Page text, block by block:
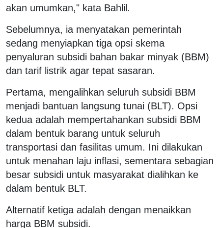
akan umumkan," kata Bahlil.
Sebelumnya, ia menyatakan pemerintah
sedang menyiapkan tiga opsi skema
penyaluran subsidi bahan bakar minyak (BBM)
dan tarif listrik agar tepat sasaran.
Pertama, mengalihkan seluruh subsidi BBM
menjadi bantuan langsung tunai (BLT). Opsi
kedua adalah mempertahankan subsidi BBM
dalam bentuk barang untuk seluruh
transportasi dan fasilitas umum. Ini dilakukan
untuk menahan laju inflasi, sementara sebagian
besar subsidi untuk masyarakat dialihkan ke
dalam bentuk BLT.
Alternatif ketiga adalah dengan menaikkan
harga BBM subsidi.